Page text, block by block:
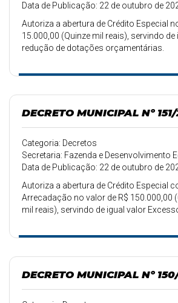
Data de Publicação: 22 de outubro de
Autoriza a abertura de Crédito Especial
15.000,00 (Quinze mil reais), servindo de
redução de dotações orçamentárias.
DECRETO MUNICIPAL Nº
Categoria: Decretos
Secretaria: Fazenda e Desenvolvimento
Data de Publicação: 22 de outubro de
Autoriza a abertura de Crédito Especial
Arrecadação no valor de R$ 150.000,00
mil reais), servindo de igual valor
DECRETO MUNICIPAL Nº